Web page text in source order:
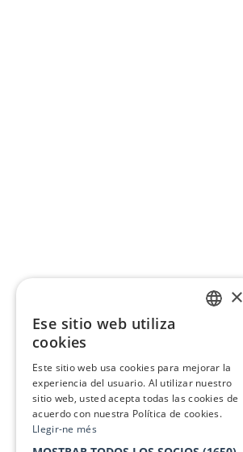
×
Ese sitio web utiliza
cookies
Este sitio web usa cookies para mejorar la
experiencia del usuario. Al utilizar nuestro
sitio web, usted acepta todas las cookies de
acuerdo con nuestra Política de cookies.
Llegir-ne més